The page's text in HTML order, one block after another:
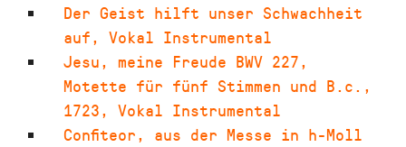
Der Geist hilft unser Schwachheit
auf, Vokal Instrumental
Jesu, meine Freude BWV 227,
Motette für fünf Stimmen und B.c. ,
1723, Vokal Instrumental
Confiteor, aus der Messe in h-Moll